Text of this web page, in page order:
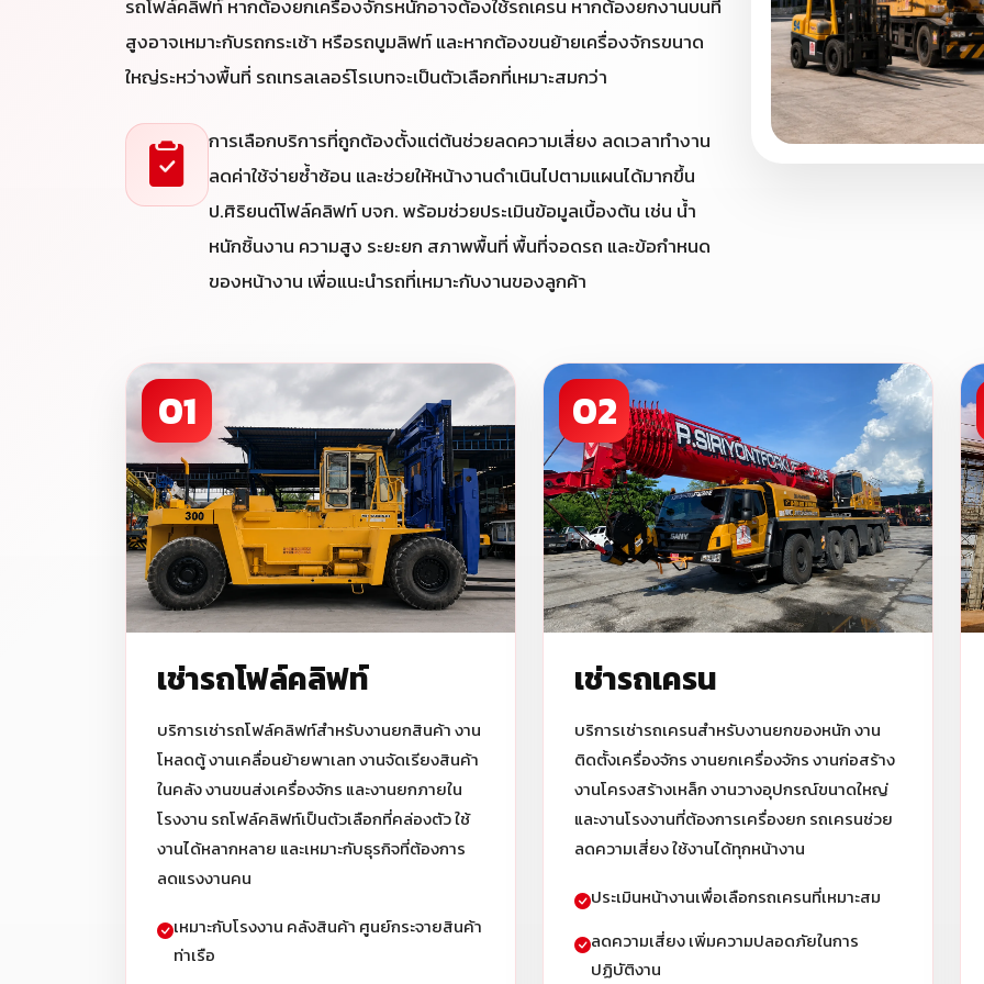
รถโฟล์คลิฟท์ หากต้องยกเครื่องจักรหนักอาจต้องใช้รถเครน หากต้องยกงานบนที่
สูงอาจเหมาะกับรถกระเช้า หรือรถบูมลิฟท์ และหากต้องขนย้ายเครื่องจักรขนาด
ใหญ่ระหว่างพื้นที่ รถเทรลเลอร์โรเบทจะเป็นตัวเลือกที่เหมาะสมกว่า
การเลือกบริการที่ถูกต้องตั้งแต่ต้นช่วยลดความเสี่ยง ลดเวลาทำงาน
ลดค่าใช้จ่ายซ้ำซ้อน และช่วยให้หน้างานดำเนินไปตามแผนได้มากขึ้น
ป.ศิริยนต์โฟล์คลิฟท์ บจก. พร้อมช่วยประเมินข้อมูลเบื้องต้น เช่น น้ำ
หนักชิ้นงาน ความสูง ระยะยก สภาพพื้นที่ พื้นที่จอดรถ และข้อกำหนด
ของหน้างาน เพื่อแนะนำรถที่เหมาะกับงานของลูกค้า
01
เช่ารถโฟล์คลิฟท์
บริการเช่ารถโฟล์คลิฟท์สำหรับงานยกสินค้า งาน
โหลดตู้ งานเคลื่อนย้ายพาเลท งานจัดเรียงสินค้า
ในคลัง งานขนส่งเครื่องจักร และงานยกภายใน
โรงงาน รถโฟล์คลิฟท์เป็นตัวเลือกที่คล่องตัว ใช้
งานได้หลากหลาย และเหมาะกับธุรกิจที่ต้องการ
ลดแรงงานคน
เหมาะกับโรงงาน คลังสินค้า ศูนย์กระจายสินค้า
ท่าเรือ
02
เช่ารถเครน
บริการเช่ารถเครนสำหรับงานยกของหนัก งาน
ติดตั้งเครื่องจักร งานยกเครื่องจักร งานก่อสร้าง
งานโครงสร้างเหล็ก งานวางอุปกรณ์ขนาดใหญ่
และงานโรงงานที่ต้องการเครื่องยก รถเครนช่วย
ลดความเสี่ยง ใช้งานได้ทุกหน้างาน
ประเมินหน้างานเพื่อเลือกรถเครนที่เหมาะสม
ลดความเสี่ยง เพิ่มความปลอดภัยในการ
ปฏิบัติงาน